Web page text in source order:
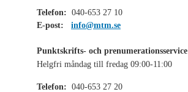
Telefon: 040-653 27 10
E-post:
info@mtm.se
Punktskrifts- och prenumerationsservice
Helgfri måndag till fredag 09:00-11:00
Telefon: 040-653 27 20